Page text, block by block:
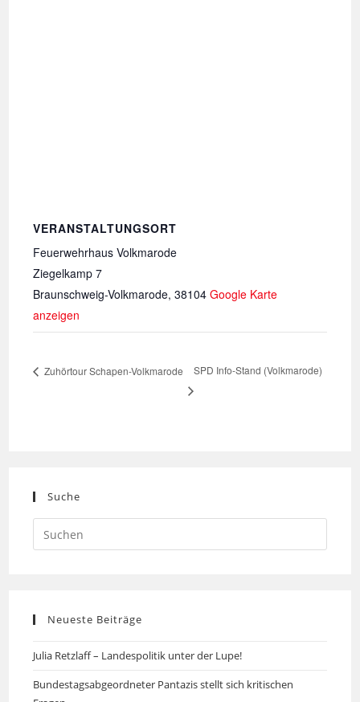
VERANSTALTUNGSORT
Feuerwehrhaus Volkmarode
Ziegelkamp 7
Braunschweig-Volkmarode, 38104 Google Karte
anzeigen
Zuhörtour Schapen-Volkmarode SPD Info-Stand (Volkmarode)
Suche
Neueste Beiträge
Julia Retzlaff – Landespolitik unter der Lupe!
Bundestagsabgeordneter Pantazis stellt sich kritischen